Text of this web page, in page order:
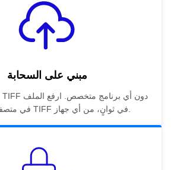
مبني على السحابة